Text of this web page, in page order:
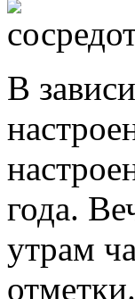
В
года.
утрам